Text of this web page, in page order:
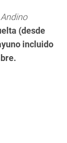
(desde
incluido